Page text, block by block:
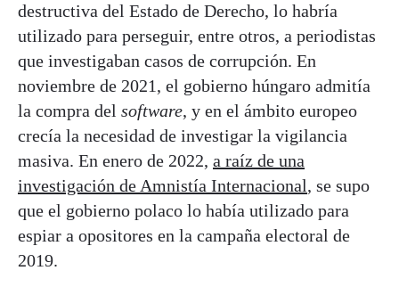
destructiva del Estado de Derecho, lo habría
utilizado para perseguir, entre otros, a periodistas
que investigaban casos de corrupción. En
noviembre de 2021, el gobierno húngaro admitía
la compra del software, y en el ámbito europeo
crecía la necesidad de investigar la vigilancia
masiva. En enero de 2022, a raíz de una
investigación de Amnistía Internacional, se supo
que el gobierno polaco lo había utilizado para
espiar a opositores en la campaña electoral de
2019.